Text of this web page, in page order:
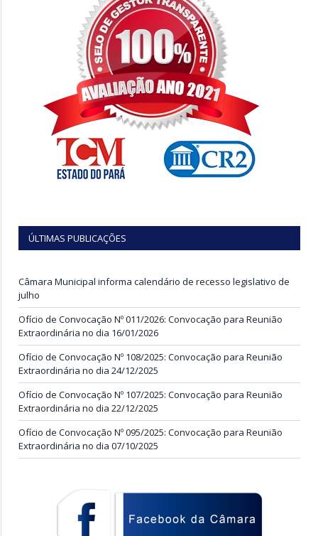
ÚLTIMAS PUBLICAÇÕES
Câmara Municipal informa calendário de recesso legislativo de
julho
Ofício de Convocação Nº 011/2026: Convocação para Reunião
Extraordinária no dia 16/01/2026
Ofício de Convocação Nº 108/2025: Convocação para Reunião
Extraordinária no dia 24/12/2025
Ofício de Convocação Nº 107/2025: Convocação para Reunião
Extraordinária no dia 22/12/2025
Ofício de Convocação Nº 095/2025: Convocação para Reunião
Extraordinária no dia 07/10/2025